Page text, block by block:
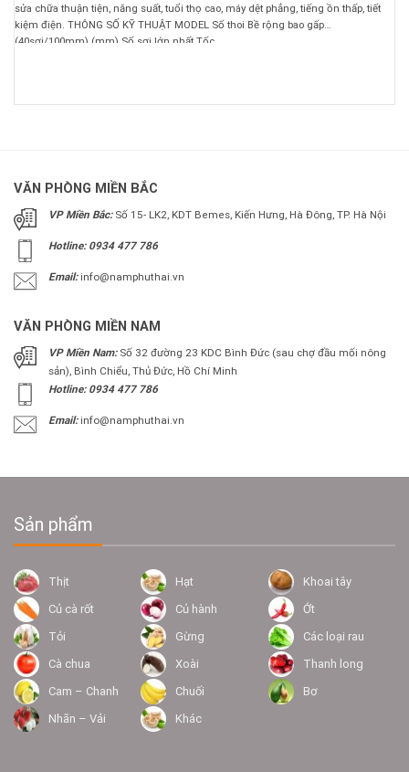
sửa chữa thuận tiện, năng suất, tuổi thọ cao, máy dệt phẳng, tiếng ồn thấp, tiết
kiệm điện. THÔNG SỐ KỸ THUẬT MODEL Số thoi Bề rộng bao gấp
(40sợi/100mm) (mm) Số sợi lớn nhất Tốc ...
VĂN PHÒNG MIỀN BẮC
VP Miền Bắc:Số 15- LK2, KDT Bemes, Kiến Hưng, Hà Đông, TP. Hà Nội
Hotline: 0934 477 786
Email: info@namphuthai.vn
VĂN PHÒNG MIỀN NAM
VP Miền Nam:Số 32 đường 23 KDC Bình Đức (sau chợ đầu mối nông
sản), Bình Chiểu, Thủ Đức, Hồ Chí Minh
Hotline: 0934 477 786
Email:info@namphuthai.vn
Sản phẩm
Thịt Hạt
Khoai tây
Củ cà rốt
Củ hành
Ớt
Tỏi
Gừng
Các loại rau
Cà chua
Xoài
Thanh long
Cam – Chanh
Chuối
Bơ
Nhãn – Vải
Khác